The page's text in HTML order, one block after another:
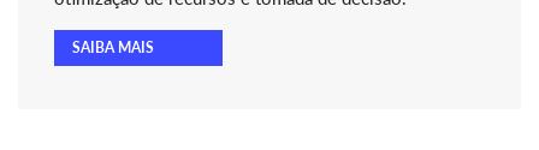
SAIBA MAIS